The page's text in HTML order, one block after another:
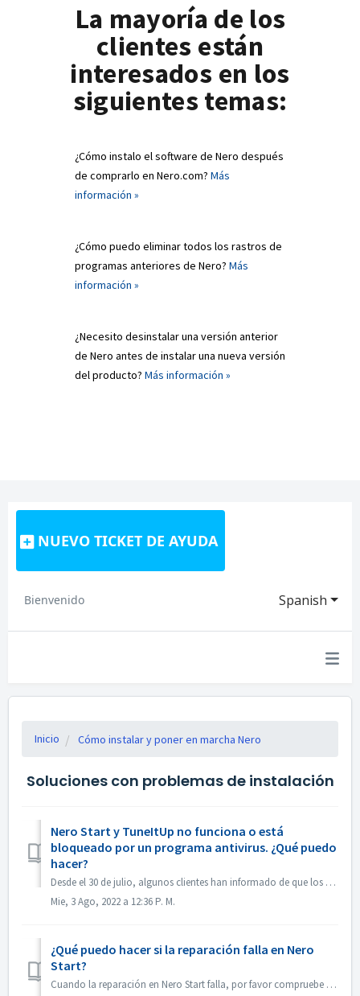
La mayoría de los
clientes están
interesados en los
siguientes temas:
¿Cómo instalo el software de Nero después
de comprarlo en Nero.com? Más
información »
¿Cómo puedo eliminar todos los rastros de
programas anteriores de Nero? Más
información »
¿Necesito desinstalar una versión anterior
de Nero antes de instalar una nueva versión
del producto? Más información »
NUEVO TICKET DE AYUDA
Spanish
Bienvenido
Inicio Cómo instalar y poner en marcha Nero
Soluciones con problemas de instalación
Nero Start y TuneItUp no funciona o está
bloqueado por un programa antivirus. ¿Qué puedo
hacer?
Desde el 30 de julio, algunos clientes han informado de que los programas antivirus, como Norton, Avast, etc., reportan el programa Nero (Nero Start, Nero T...
Mie, 3 Ago, 2022 a 12:36 P. M.
¿Qué puedo hacer si la reparación falla en Nero
Start?
Cuando la reparación en Nero Start falla, por favor compruebe si la situación en su ordenador es la siguiente. Primero compruebe si la siguiente carpeta ex...